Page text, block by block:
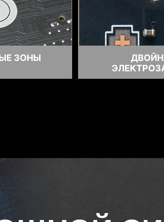
ЗОНЫ
EZ DEBUG LED
точно знали, куда смотреть, чтобы